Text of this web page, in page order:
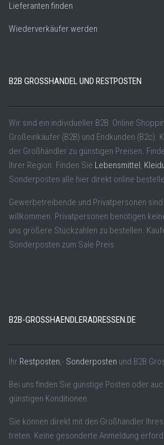
Lieferanten finden
Wiederverkäufer werden
B2B GROSSHANDEL UND RESTPOSTEN
Wir sind ein individueller B2B Online
Großeinkäufer (B2B) und Endkunden (B2c).
der Großhändler zu günstigen Preisen.
Ihrer Region. Finden Sie Lebensmittel ,
Sonderposten alle hier direkt online
Gewerbetreibende und Privatpersonen
willkommen. Privatpersonen benötigen
uns größere Stückzahlen zu bestellen.
Sonderposten zum Sale Preis.
B2B-GROSSHAENDLERADRESSEN.DE
Ihr Restposten,- Sonderposten und B2B
Bei uns finden Sie günstige Posten oder
günstigen Konditionen.
Sie können direkt mit den Großhändler
treten. Keine gesonderte Anmeldung